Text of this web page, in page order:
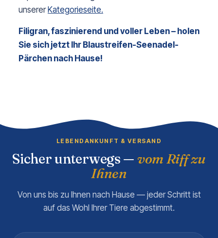
unserer Kategorieseite.
Filigran, faszinierend und voller Leben – holen
Sie sich jetzt Ihr Blaustreifen-Seenadel-
Pärchen nach Hause!
LEBENDANKUNFT & VERSAND
Sicher unterwegs — vom Riff zu
Ihnen
Von uns bis zu Ihnen nach Hause — jeder Schritt ist
auf das Wohl Ihrer Tiere abgestimmt.